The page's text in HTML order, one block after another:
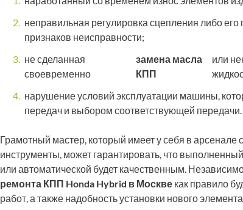
неправильная регулировка сцепления либо
признаков неисправности;
не сделанная
своевременно
замена масла
КПП
или
нарушение условий эксплуатации машины,
передач и выбором соответствующей передачи.
Грамотный мастер, который имеет у себя в
инструменты, может гарантировать, что
или автоматической будет качественным.
ремонта КПП Honda Hybrid в Москве как правило
работ, а также надобность установки нового